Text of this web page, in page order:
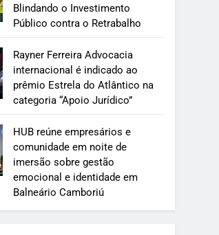
Blindando o Investimento
Público contra o Retrabalho
Rayner Ferreira Advocacia
internacional é indicado ao
prêmio Estrela do Atlântico na
categoria “Apoio Jurídico”
HUB reúne empresários e
comunidade em noite de
imersão sobre gestão
emocional e identidade em
Balneário Camboriú